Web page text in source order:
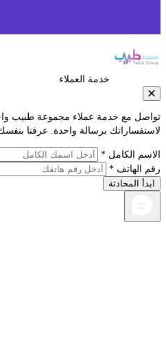
خدمة العملاء
مع خدمة عملاء مجموعة طبيب
برسالة واحدة. عرفنا بنفسك أو
الكامل *
الهاتف *
المحادثة